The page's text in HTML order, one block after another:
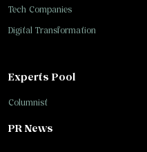
Tech Companies
Digital Transformation
Experts Pool
Columnist
PR News